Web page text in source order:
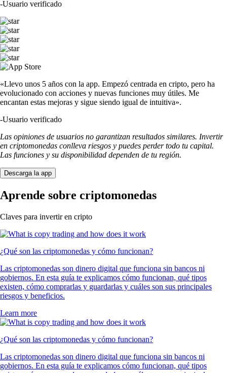
-Usuario verificado
«Llevo unos 5 años con la app. Empezó centrada en cripto, pero ha
evolucionado con acciones y nuevas funciones muy útiles. Me
encantan estas mejoras y sigue siendo igual de intuitiva».
-Usuario verificado
Las opiniones de usuarios no garantizan resultados similares. Invertir
en criptomonedas conlleva riesgos y puedes perder todo tu capital.
Las funciones y su disponibilidad dependen de tu región.
Descarga la app
Aprende sobre criptomonedas
Claves para invertir en cripto
¿Qué son las criptomonedas y cómo funcionan?
Las criptomonedas son dinero digital que funciona sin bancos ni
gobiernos. En esta guía te explicamos cómo funcionan, qué tipos
existen, cómo comprarlas y guardarlas y cuáles son sus principales
riesgos y beneficios.
Learn more
¿Qué son las criptomonedas y cómo funcionan?
Las criptomonedas son dinero digital que funciona sin bancos ni
gobiernos. En esta guía te explicamos cómo funcionan, qué tipos